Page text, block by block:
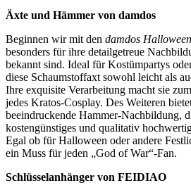
Äxte und Hämmer von damdos
Beginnen wir mit den damdos
besonders für ihre detailgetreue
bekannt sind. Ideal für Kostümpartys
diese Schaumstoffaxt sowohl leicht als
Ihre exquisite Verarbeitung macht sie
jedes Kratos-Cosplay. Des Weiteren
beeindruckende Hammer-Nachbildung,
kostengünstiges und qualitativ
Egal ob für Halloween oder andere
ein Muss für jeden „God of War“-Fan.
Schlüsselanhänger von FEIDIAO